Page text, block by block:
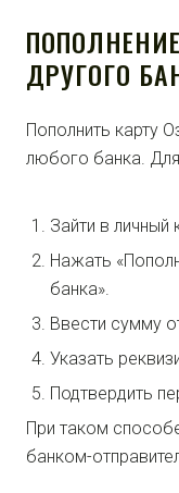
ДРУГОГО
Пополнить карту
любого банка.
Зайти в личный
Нажать
банка».
Ввести сумму
Указать
Подтвердить
При таком
банком-